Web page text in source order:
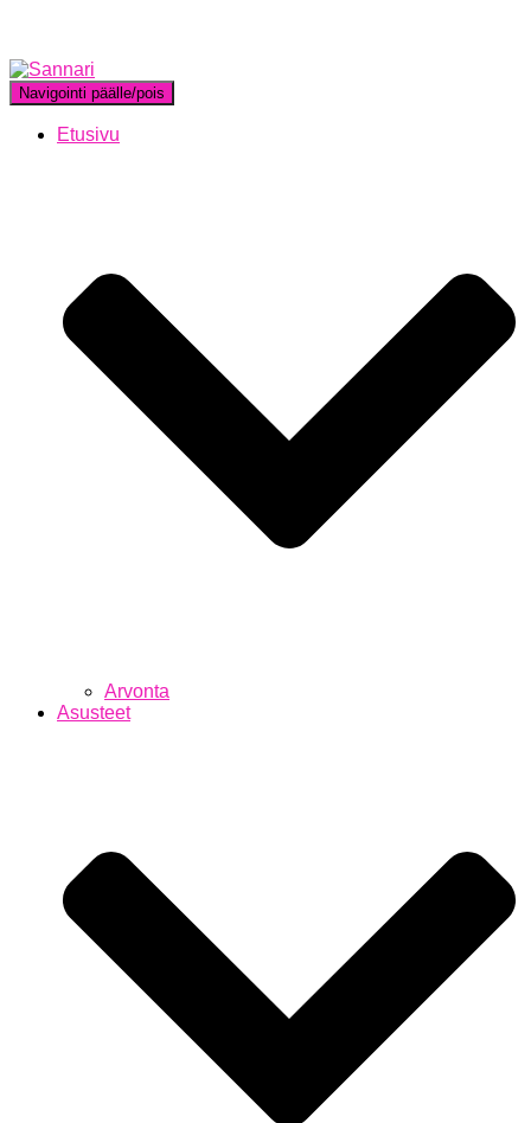
Navigointi päälle/pois
Etusivu
Arvonta
Asusteet